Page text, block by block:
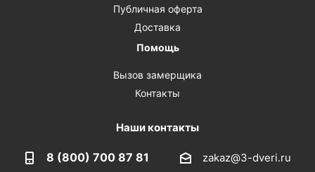
Публичная оферта
Доставка
Помощь
Вызов замерщика
Контакты
Наши контакты
8 (800) 700 87 81 zakaz@3-dveri.ru